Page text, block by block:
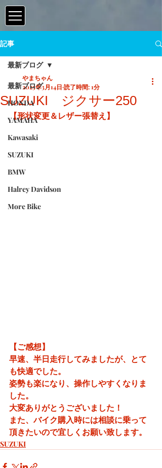
記事
最新ブログ
HONDA
YAMAHA
Kawasaki
SUZUKI
BMW
Halrey Davidson
More Bike
最新ブログ
SUZUKI ジクサー250
やまちゃん
2025年3月14日 読了時間: 1分
【形状変更＆レザー張替え】
【ご感想】
早速、半日走行してみましたが、とて
も快適でした。
姿勢も楽になり、操作しやすくなりま
した。
大変ありがとうございました！
また、バイク購入時には相談に乗って
頂きたいので宜しくお願い致します。
SUZUKI